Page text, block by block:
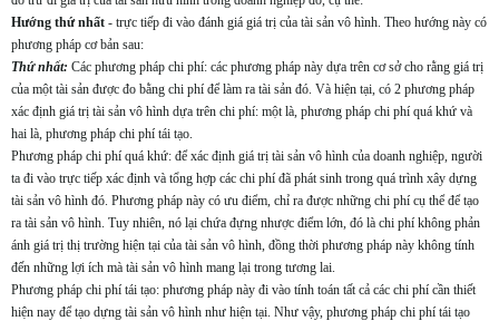
Hướng thứ nhất - trực tiếp đi vào đánh giá giá trị của tài sản vô hình. Theo hướng này có
phương pháp cơ bản sau:
Thứ nhất: Các phương pháp chi phí: các phương pháp này dựa trên cơ sở cho rằng giá trị
của một tài sản được đo bằng chi phí để làm ra tài sản đó. Và hiện tại, có 2 phương pháp
xác định giá trị tài sản vô hình dựa trên chi phí: một là, phương pháp chi phí quá khứ và
hai là, phương pháp chi phí tái tạo.
Phương pháp chi phí quá khứ: để xác định giá trị tài sản vô hình của doanh nghiệp, người
ta đi vào trực tiếp xác định và tổng hợp các chi phí đã phát sinh trong quá trình xây dựng
tài sản vô hình đó. Phương pháp này có ưu điểm, chỉ ra được những chi phí cụ thể để tạo
ra tài sản vô hình. Tuy nhiên, nó lại chứa đựng nhược điểm lớn, đó là chi phí không phản
ánh giá trị thị trường hiện tại của tài sản vô hình, đồng thời phương pháp này không tính
đến những lợi ích mà tài sản vô hình mang lại trong tương lai.
Phương pháp chi phí tái tạo: phương pháp này đi vào tính toán tất cả các chi phí cần thiết
hiện nay để tạo dựng tài sản vô hình như hiện tại. Như vậy, phương pháp chi phí tái tạo